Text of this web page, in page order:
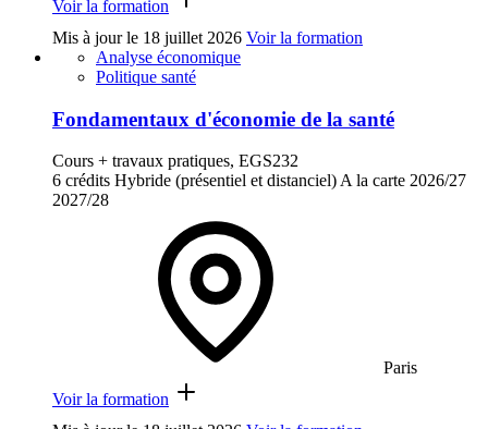
Voir la formation
Mis à jour le 18 juillet 2026 Voir la formation
Analyse économique
Politique santé
Fondamentaux d'économie de la santé
Cours + travaux pratiques, EGS232
6 crédits Hybride (présentiel et distanciel)A la carte 2026/27
2027/28
Paris
Voir la formation